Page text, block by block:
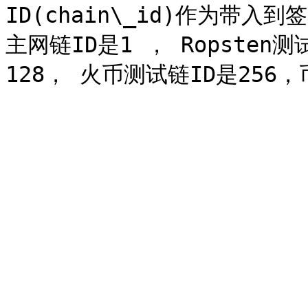
ID(chain\_id)作为带入到签
主网链ID是1 ， Ropsten测